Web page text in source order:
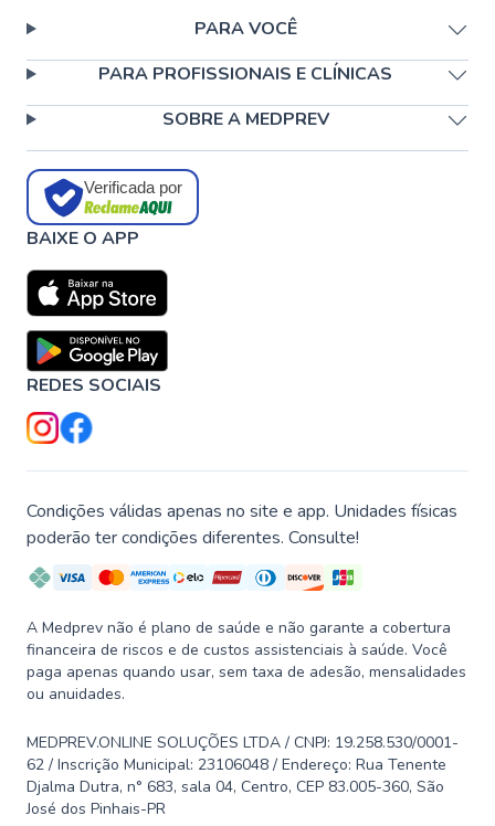
PARA VOCÊ
PARA PROFISSIONAIS E CLÍNICAS
SOBRE A MEDPREV
Verificada por
BAIXE O APP
REDES SOCIAIS
Condições válidas apenas no site e app. Unidades físicas
poderão ter condições diferentes. Consulte!
A Medprev não é plano de saúde e não garante a cobertura
financeira de riscos e de custos assistenciais à saúde. Você
paga apenas quando usar, sem taxa de adesão, mensalidades
ou anuidades.
MEDPREV.ONLINE SOLUÇÕES LTDA / CNPJ: 19.258.530/0001-
62 / Inscrição Municipal: 23106048 / Endereço: Rua Tenente
Djalma Dutra, n° 683, sala 04, Centro, CEP 83.005-360, São
José dos Pinhais-PR